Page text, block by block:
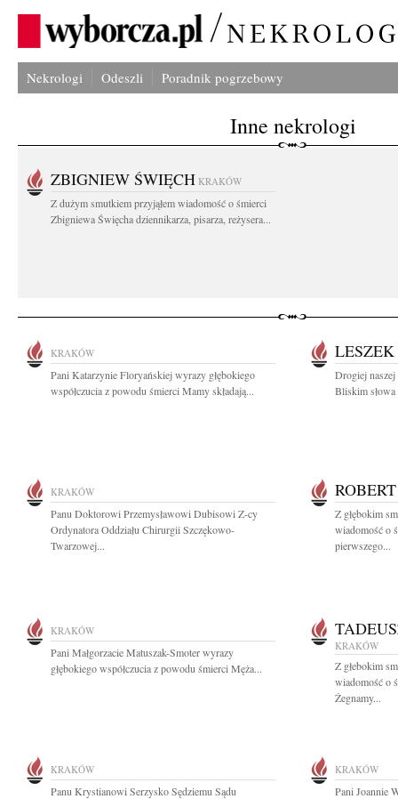
Nekrologi Odeszli Poradnik pogrzebowy
Inne nekrologi
ZBIGNIEW ŚWIĘCH KRAKÓW
Z dużym smutkiem przyjąłem wiadomość o śmierci
Zbigniewa Święcha dziennikarza, pisarza, reżysera...
KRAKÓW
Pani Katarzynie Floryańskiej wyrazy głębokiego
współczucia z powodu śmierci Mamy składają...
Drogiej
Bliskim
KRAKÓW
Panu Doktorowi Przemysławowi Dubisowi Z-cy
Ordynatora Oddziału Chirurgii Szczękowo-
Twarzowej...
Z głębokim
wiadomość o
pierwszego...
KRAKÓW
Pani Małgorzacie Matuszak-Smoter wyrazy
głębokiego współczucia z powodu śmierci Męża...
KRAKÓW
Z głebokim
wiadomość o
Żegnamy...
KRAKÓW
Panu Krystianowi Serzysko Sędziemu Sądu
KRAKÓW
Pani Joannie